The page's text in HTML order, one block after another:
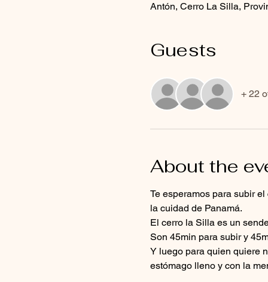
Antón, Cerro La Silla,
Guests
+ 22
About the
Te esperamos para subir
la cuidad de Panamá.
El cerro la Silla es un
Son 45min para subir y
Y luego para quien quiere
estómago lleno y con la